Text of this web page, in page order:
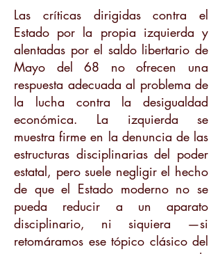
Las críticas dirigidas contra el
Estado por la propia izquierda y
alentadas por el saldo libertario de
Mayo del 68 no ofrecen una
respuesta adecuada al problema de
la lucha contra la desigualdad
económica. La izquierda se
muestra firme en la denuncia de las
estructuras disciplinarias del poder
estatal, pero suele negligir el hecho
de que el Estado moderno no se
pueda reducir a un aparato
disciplinario, ni siquiera —si
retomáramos ese tópico clásico del